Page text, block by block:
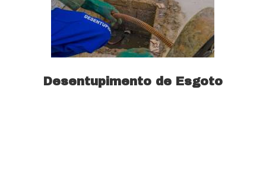
Desentupimento de Esgoto